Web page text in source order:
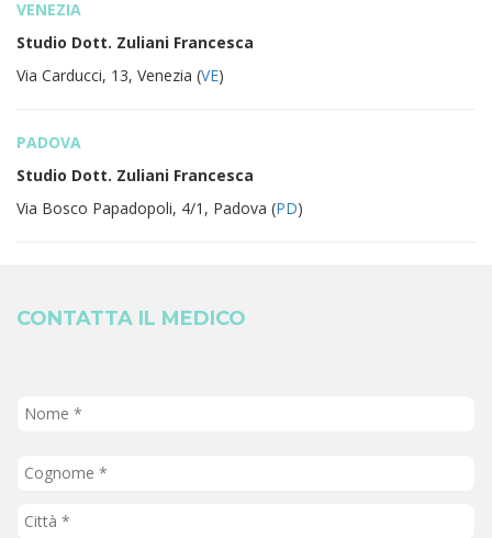
VENEZIA
Studio Dott. Zuliani Francesca
Via Carducci, 13, Venezia (VE)
PADOVA
Studio Dott. Zuliani Francesca
Via Bosco Papadopoli, 4/1, Padova (PD)
CONTATTA IL MEDICO